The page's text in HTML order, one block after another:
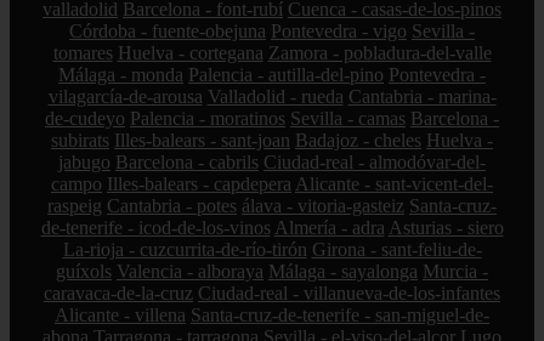
valladolid Barcelona - font-rubí Cuenca - casas-de-los-pinos
Córdoba - fuente-obejuna Pontevedra - vigo Sevilla -
tomares Huelva - cortegana Zamora - pobladura-del-valle
Málaga - monda Palencia - autilla-del-pino Pontevedra -
vilagarcía-de-arousa Valladolid - rueda Cantabria - marina-
de-cudeyo Palencia - moratinos Sevilla - camas Barcelona -
subirats Illes-balears - sant-joan Badajoz - cheles Huelva -
jabugo Barcelona - cabrils Ciudad-real - almodóvar-del-
campo Illes-balears - capdepera Alicante - sant-vicent-del-
raspeig Cantabria - potes álava - vitoria-gasteiz Santa-cruz-
de-tenerife - icod-de-los-vinos Almería - adra Asturias - siero
La-rioja - cuzcurrita-de-río-tirón Girona - sant-feliu-de-
guíxols Valencia - alboraya Málaga - sayalonga Murcia -
caravaca-de-la-cruz Ciudad-real - villanueva-de-los-infantes
Alicante - villena Santa-cruz-de-tenerife - san-miguel-de-